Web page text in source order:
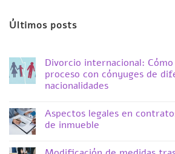
Últimos posts
Divorcio internacional:
proceso con cónyuges de
nacionalidades
comentarios
en
Divorcio
Aspectos legales en
de inmueble